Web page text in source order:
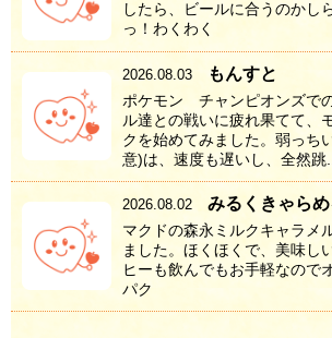
したら、ビールに合うのかし
っ！わくわく
2026.08.03 もんすと
ポケモン チャンピオンズで
ル達との戦いに疲れ果てて、
クを始めてみました。弱っち
意)は、速度も遅いし、全然跳...
2026.08.02 みるくきゃら
マクドの森永ミルクキャラメ
ました。ほくほくで、美味し
ヒーも飲んでもお手軽なので
パク